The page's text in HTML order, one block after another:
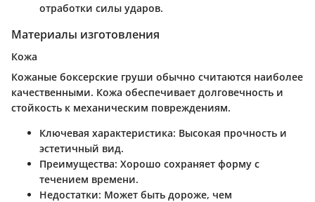
отработки силы ударов.
Материалы изготовления
Кожа
Кожаные боксерские груши обычно считаются наиболее
качественными. Кожа обеспечивает долговечность и
стойкость к механическим повреждениям.
Ключевая характеристика: Высокая прочность и
эстетичный вид.
Преимущества: Хорошо сохраняет форму с
течением времени.
Недостатки: Может быть дороже, чем